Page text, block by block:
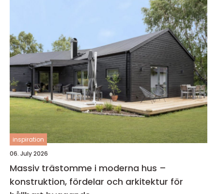
inspiration
06. July 2026
Massiv trästomme i moderna hus –
konstruktion, fördelar och arkitektur för